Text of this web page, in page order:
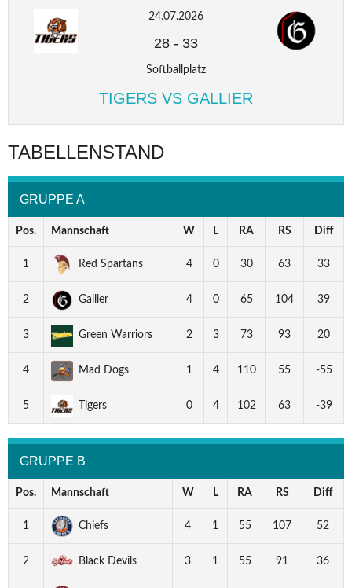
24.07.2026
28 - 33
Softballplatz
TIGERS VS GALLIER
TABELLENSTAND
GRUPPE A
Pos. Mannschaft W L RA RS Diff
1 Red Spartans 4 0 30 63 33
2 Gallier 4 0 65 104 39
3 Green Warriors 2 3 73 93 20
4 Mad Dogs 1 4 110 55 -55
5 Tigers 0 4 102 63 -39
GRUPPE B
Pos. Mannschaft W L RA RS Diff
1 Chiefs 4 1 55 107 52
2 Black Devils 3 1 55 91 36